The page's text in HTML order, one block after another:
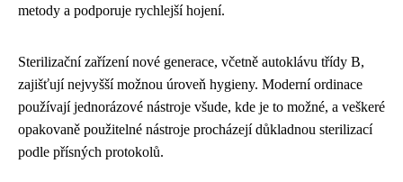
metody a podporuje rychlejší hojení.
Sterilizační zařízení nové generace, včetně autoklávu třídy B,
zajišťují nejvyšší možnou úroveň hygieny. Moderní ordinace
používají jednorázové nástroje všude, kde je to možné, a veškeré
opakovaně použitelné nástroje procházejí důkladnou sterilizací
podle přísných protokolů.